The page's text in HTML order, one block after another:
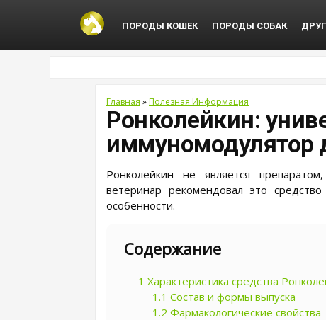
ПОРОДЫ КОШЕК ПОРОДЫ СОБАК
Главная »Полезная Информация
Ронколейкин:
иммуномодулятор
Ронколейкин не является
ветеринар рекомендовал это
особенности.
Содержание
1 Характеристика средства
1.1 Состав и формы выпуска
1.2 Фармакологические свойства